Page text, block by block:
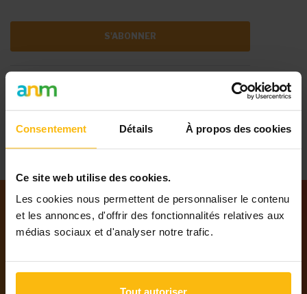
Consentement Détails À propos des cookies
Ce site web utilise des cookies.
Les cookies nous permettent de personnaliser le contenu
et les annonces, d'offrir des fonctionnalités relatives aux
médias sociaux et d'analyser notre trafic.
S'ABONNER
ÉVÉNEMENT
Notre newsletter
Tenez-vous au courant des dernières
informations de MonASBL.be